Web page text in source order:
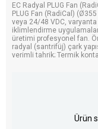
EC Radyal PLUG Fan
PLUG Fan (RadiCal)
veya 24/48 VDC,
iklimlendirme
üretimi profesyonel fan.
radyal (santrifüj) çark
verimli tahrik; Termik
Ürün